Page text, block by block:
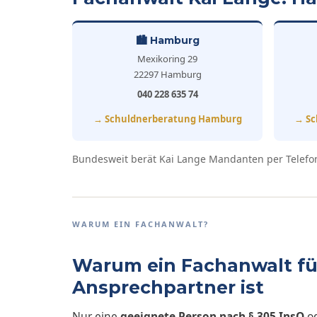
🏙️ Hamburg
Mexikoring 29
22297 Hamburg
040 228 635 74
→ Schuldnerberatung Hamburg
→
Bundesweit berät Kai Lange Mandanten per
WARUM EIN FACHANWALT?
Warum ein Fachanwalt
Ansprechpartner ist